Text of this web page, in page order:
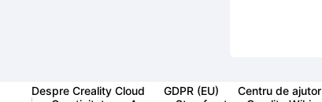
Despre Creality Cloud GDPR (EU) Centru de ajutor